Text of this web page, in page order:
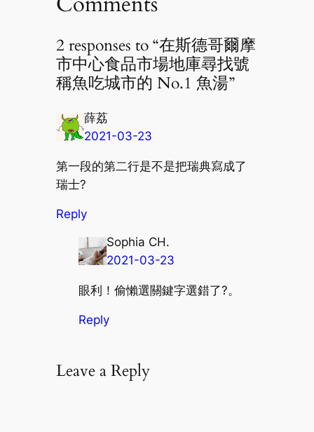
2 responses to “在斯德哥爾摩
市中心食品市場地庫尋找號
稱魚吃城市的 No.1 魚湯”
薛荔
2021-03-23
第一段的第二行是不是把瑞典寫成了
瑞士?
Reply
Sophia CH.
2021-03-23
眼利！偷懶選關鍵字選錯了?。
Reply
Leave a Reply